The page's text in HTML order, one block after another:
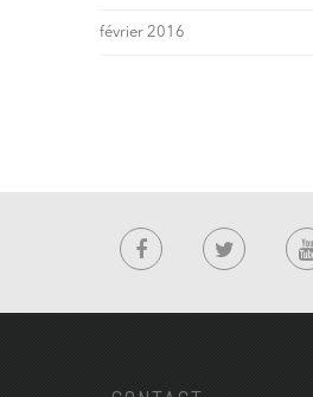
février 2016